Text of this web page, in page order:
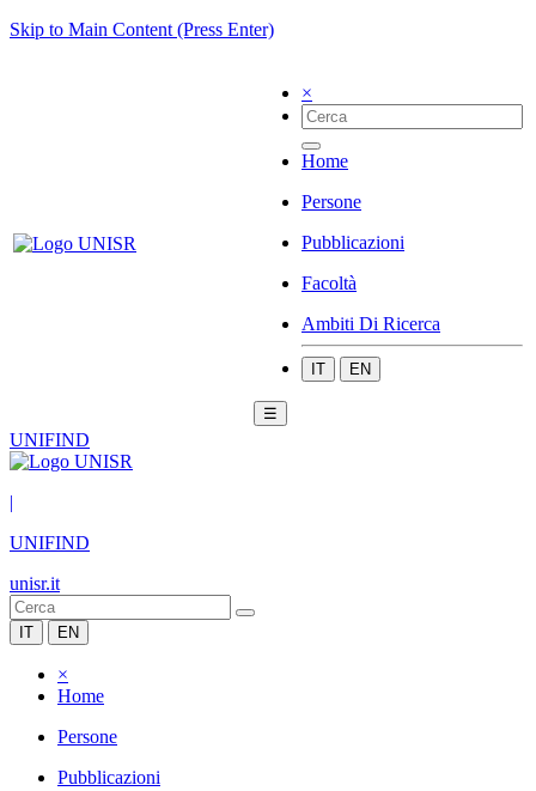
Skip to Main Content (Press Enter)
×
Home
Persone
Pubblicazioni
Facoltà
Ambiti Di Ricerca
IT EN
☰
UNIFIND
|
UNIFIND
unisr.it
IT EN
×
Home
Persone
Pubblicazioni